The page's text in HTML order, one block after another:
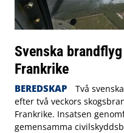
Svenska
Frankrike
BEREDSKAP
Två
efter två veckors
Frankrike. Insatsen
gemensamma